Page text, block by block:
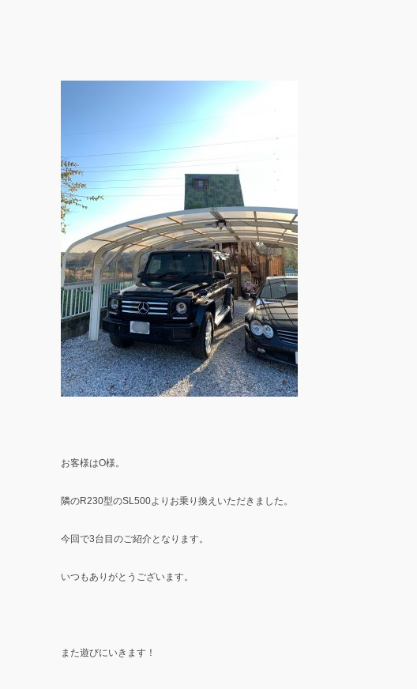
お客様はO様。
隣のR230型のSL500よりお乗り換えいただきました。
今回で3台目のご紹介となります。
いつもありがとうございます。
また遊びにいきます！